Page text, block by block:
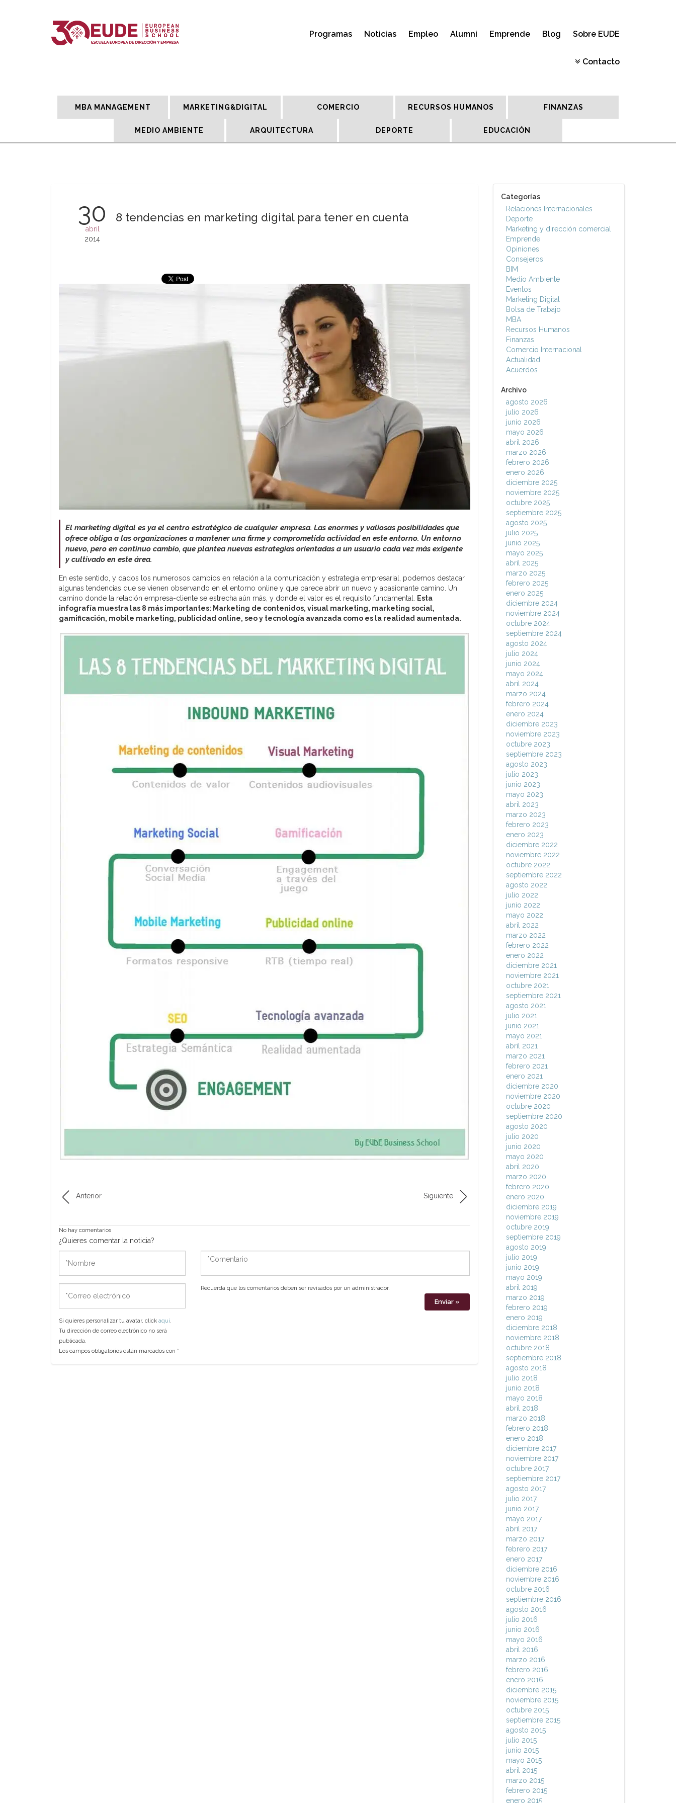
Programas Noticias Empleo Alumni Emprende Blog Sobre EUDE
Contacto
MBA MANAGEMENT MARKETING&DIGITAL COMERCIO RECURSOS HUMANOS FINANZAS
MEDIO AMBIENTE ARQUITECTURA DEPORTE EDUCACIÓN
30
abril
2014
8 tendencias en marketing digital para tener en cuenta
El marketing digital es ya el centro estratégico de cualquier empresa. Las enormes y valiosas posibilidades que
ofrece obliga a las organizaciones a mantener una firme y comprometida actividad en este entorno. Un entorno
nuevo, pero en continuo cambio, que plantea nuevas estrategias orientadas a un usuario cada vez más exigente
y cultivado en este área.
En este sentido, y dados los numerosos cambios en relación a la comunicación y estrategia empresarial, podemos destacar
algunas tendencias que se vienen observando en el entorno online y que parece abrir un nuevo y apasionante camino. Un
camino donde la relación empresa-cliente se estrecha aún más, y donde el valor es el requisito fundamental.
Esta
infografía muestra las 8 más importantes: Marketing de contenidos, visual marketing, marketing social,
gamificación, mobile marketing, publicidad online, seo y tecnología avanzada como es la realidad aumentada.
Anterior Siguiente
No hay comentarios
¿Quieres comentar la noticia?
electrónico
Si quieres personalizar tu avatar, click aquí.
Tu dirección de correo electrónico no será
publicada.
Los campos obligatorios están marcados con *
*Comentario
Recuerda que los comentarios deben ser revisados por un administrador.
Categorías
Relaciones Internacionales
Deporte
Marketing y dirección comercial
Emprende
Opiniones
Consejeros
BIM
Medio Ambiente
Eventos
Marketing Digital
Bolsa de Trabajo
MBA
Recursos Humanos
Finanzas
Comercio Internacional
Actualidad
Acuerdos
Archivo
agosto 2026
julio 2026
junio 2026
mayo 2026
abril 2026
marzo 2026
febrero 2026
enero 2026
diciembre 2025
noviembre 2025
octubre 2025
septiembre 2025
agosto 2025
julio 2025
junio 2025
mayo 2025
abril 2025
marzo 2025
febrero 2025
enero 2025
diciembre 2024
noviembre 2024
octubre 2024
septiembre 2024
agosto 2024
julio 2024
junio 2024
mayo 2024
abril 2024
marzo 2024
febrero 2024
enero 2024
diciembre 2023
noviembre 2023
octubre 2023
septiembre 2023
agosto 2023
julio 2023
junio 2023
mayo 2023
abril 2023
marzo 2023
febrero 2023
enero 2023
diciembre 2022
noviembre 2022
octubre 2022
septiembre 2022
agosto 2022
julio 2022
junio 2022
mayo 2022
abril 2022
marzo 2022
febrero 2022
enero 2022
diciembre 2021
noviembre 2021
octubre 2021
septiembre 2021
agosto 2021
julio 2021
junio 2021
mayo 2021
abril 2021
marzo 2021
febrero 2021
enero 2021
diciembre 2020
noviembre 2020
octubre 2020
septiembre 2020
agosto 2020
julio 2020
junio 2020
mayo 2020
abril 2020
marzo 2020
febrero 2020
enero 2020
diciembre 2019
noviembre 2019
octubre 2019
septiembre 2019
agosto 2019
julio 2019
junio 2019
mayo 2019
abril 2019
marzo 2019
febrero 2019
enero 2019
diciembre 2018
noviembre 2018
octubre 2018
septiembre 2018
agosto 2018
julio 2018
junio 2018
mayo 2018
abril 2018
marzo 2018
febrero 2018
enero 2018
diciembre 2017
noviembre 2017
octubre 2017
septiembre 2017
agosto 2017
julio 2017
junio 2017
mayo 2017
abril 2017
marzo 2017
febrero 2017
enero 2017
diciembre 2016
noviembre 2016
octubre 2016
septiembre 2016
agosto 2016
julio 2016
junio 2016
mayo 2016
abril 2016
marzo 2016
febrero 2016
enero 2016
diciembre 2015
noviembre 2015
octubre 2015
septiembre 2015
agosto 2015
julio 2015
junio 2015
mayo 2015
abril 2015
marzo 2015
febrero 2015
enero 2015